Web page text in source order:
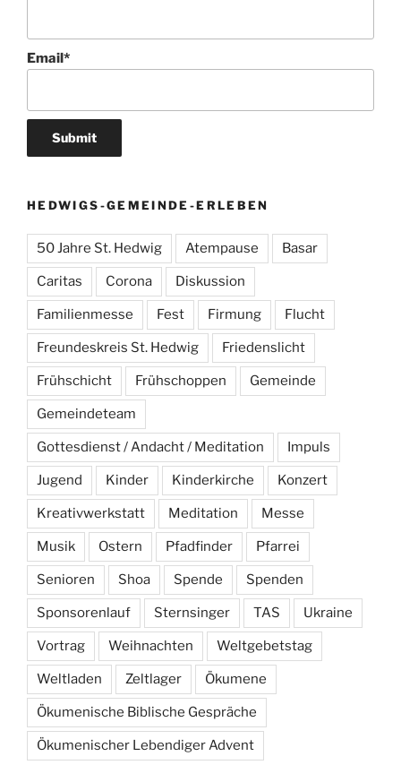
Email*
HEDWIGS-GEMEINDE-ERLEBEN
50 Jahre St. Hedwig Atempause Basar
Caritas Corona Diskussion
Familienmesse Fest Firmung Flucht
Freundeskreis St. Hedwig Friedenslicht
Frühschicht Frühschoppen Gemeinde
Gemeindeteam
Gottesdienst / Andacht / Meditation Impuls
Jugend Kinder Kinderkirche Konzert
Kreativwerkstatt Meditation Messe
Musik Ostern Pfadfinder Pfarrei
Senioren Shoa Spende Spenden
Sponsorenlauf Sternsinger TAS Ukraine
Vortrag Weihnachten Weltgebetstag
Weltladen Zeltlager Ökumene
Ökumenische Biblische Gespräche
Ökumenischer Lebendiger Advent